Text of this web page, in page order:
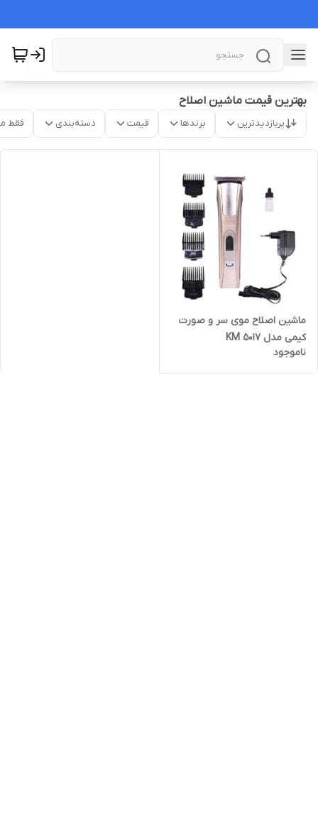
بهترین قیمت ماشین اصلاح
پربازدیدترین برندها قیمت دسته‌بندی فقط
ماشین اصلاح موی سر و صورت
کیمی مدل KM 5017
ناموجود